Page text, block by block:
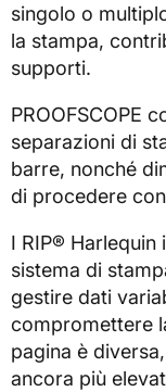
singolo o
la stampa,
supporti.
PROOFSCOPE
separazioni di
barre, nonché
di procedere
I RIP®
sistema di
gestire dati
compromettere
pagina è
ancora più